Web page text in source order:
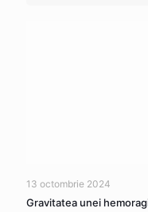
13 octombrie 2024
Gravitatea unei